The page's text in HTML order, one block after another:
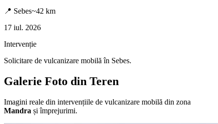
📍 Sebes~42 km
17 iul. 2026
Intervenție
Solicitare de vulcanizare mobilă în Sebes.
Galerie Foto din Teren
Imagini reale din intervențiile de vulcanizare mobilă din zona
Mandra și împrejurimi.